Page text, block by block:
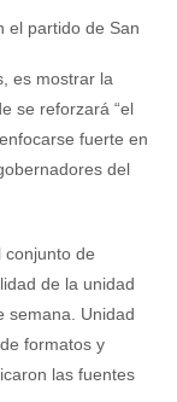
el partido de San
es mostrar la
se reforzará “el
fuerte en
del
conjunto de
de la unidad
semana. Unidad
formatos y
las fuentes